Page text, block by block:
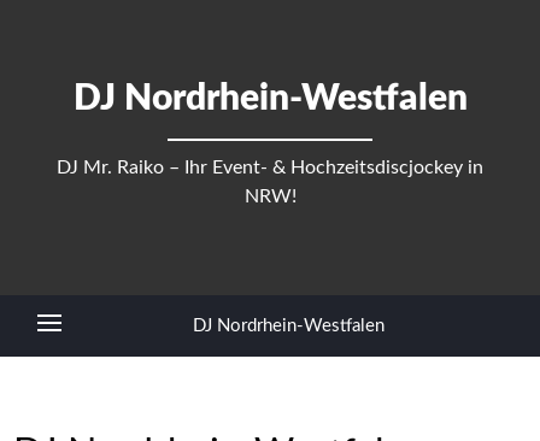
DJ Nordrhein-Westfalen
DJ Mr. Raiko – Ihr Event- & Hochzeitsdiscjockey in
NRW!
DJ Nordrhein-Westfalen